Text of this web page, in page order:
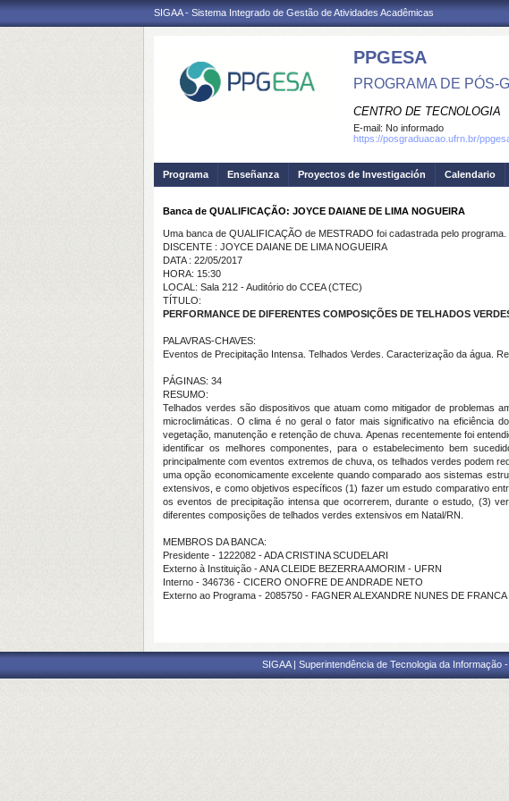
SIGAA - Sistema Integrado de Gestão de Atividades Acadêmicas
PPGESA
PROGRAMA DE PÓS-
CENTRO DE TECNOLOGIA
E-mail: No informado
https://posgraduacao.ufrn.br/
Programa Enseñanza Proyectos de Investigación Calendario
Banca de QUALIFICAÇÃO: JOYCE DAIANE DE LIMA NOGUEIRA
Uma banca de QUALIFICAÇÃO de MESTRADO foi cadastrada pelo programa.
DISCENTE : JOYCE DAIANE DE LIMA NOGUEIRA
DATA : 22/05/2017
HORA: 15:30
LOCAL: Sala 212 - Auditório do CCEA (CTEC)
TÍTULO:
PERFORMANCE DE DIFERENTES COMPOSIÇÕES DE TELHADOS
PALAVRAS-CHAVES:
Eventos de Precipitação Intensa. Telhados Verdes. Caracterização da água.
PÁGINAS: 34
RESUMO:
Telhados verdes são dispositivos que atuam como mitigador de problemas
microclimáticas. O clima é no geral o fator mais significativo na eficiência
vegetação, manutenção e retenção de chuva. Apenas recentemente foi
identificar os melhores componentes, para o estabelecimento bem
principalmente com eventos extremos de chuva, os telhados verdes podem
uma opção economicamente excelente quando comparado aos sistemas
extensivos, e como objetivos específicos (1) fazer um estudo comparativo
os eventos de precipitação intensa que ocorrerem, durante o estudo, (3)
diferentes composições de telhados verdes extensivos em Natal/RN.
MEMBROS DA BANCA:
Presidente - 1222082 - ADA CRISTINA SCUDELARI
Externo à Instituição - ANA CLEIDE BEZERRA AMORIM - UFRN
Interno - 346736 - CICERO ONOFRE DE ANDRADE NETO
Externo ao Programa - 2085750 - FAGNER ALEXANDRE NUNES DE FRANCA
SIGAA | Superintendência de Tecnologia da